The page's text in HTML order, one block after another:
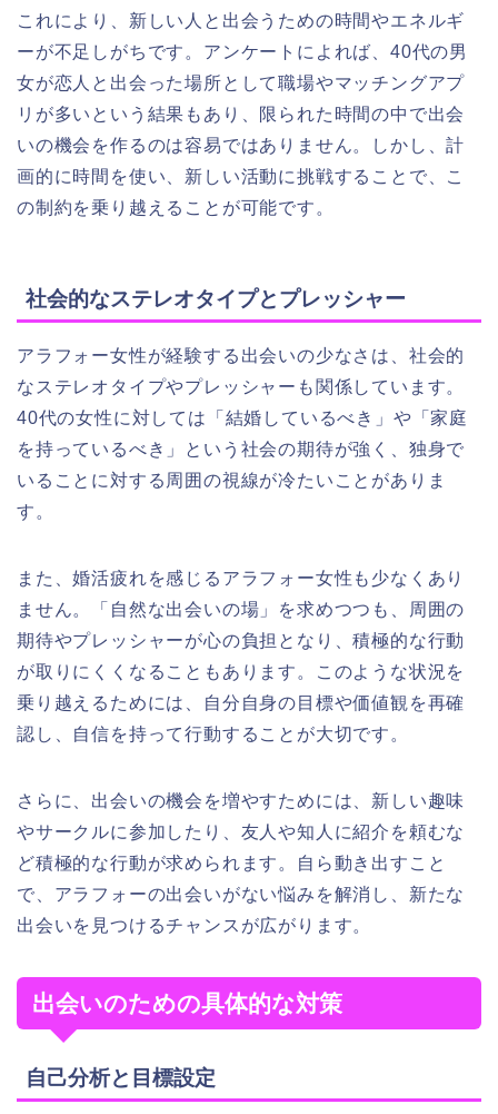
これにより、新しい人と出会うための時間やエネルギ
ーが不足しがちです。アンケートによれば、40代の男
女が恋人と出会った場所として職場やマッチングアプ
リが多いという結果もあり、限られた時間の中で出会
いの機会を作るのは容易ではありません。しかし、計
画的に時間を使い、新しい活動に挑戦することで、こ
の制約を乗り越えることが可能です。
社会的なステレオタイプとプレッシャー
アラフォー女性が経験する出会いの少なさは、社会的
なステレオタイプやプレッシャーも関係しています。
40代の女性に対しては「結婚しているべき」や「家庭
を持っているべき」という社会の期待が強く、独身で
いることに対する周囲の視線が冷たいことがありま
す。
また、婚活疲れを感じるアラフォー女性も少なくあり
ません。「自然な出会いの場」を求めつつも、周囲の
期待やプレッシャーが心の負担となり、積極的な行動
が取りにくくなることもあります。このような状況を
乗り越えるためには、自分自身の目標や価値観を再確
認し、自信を持って行動することが大切です。
さらに、出会いの機会を増やすためには、新しい趣味
やサークルに参加したり、友人や知人に紹介を頼むな
ど積極的な行動が求められます。自ら動き出すこと
で、アラフォーの出会いがない悩みを解消し、新たな
出会いを見つけるチャンスが広がります。
出会いのための具体的な対策
自己分析と目標設定